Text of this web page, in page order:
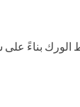
الورك بناءً